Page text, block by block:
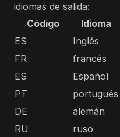
idiomas de salida:
Código
Idioma
ES
Inglés
FR
francés
ES
Español
PT
portugués
DE
alemán
RU
ruso